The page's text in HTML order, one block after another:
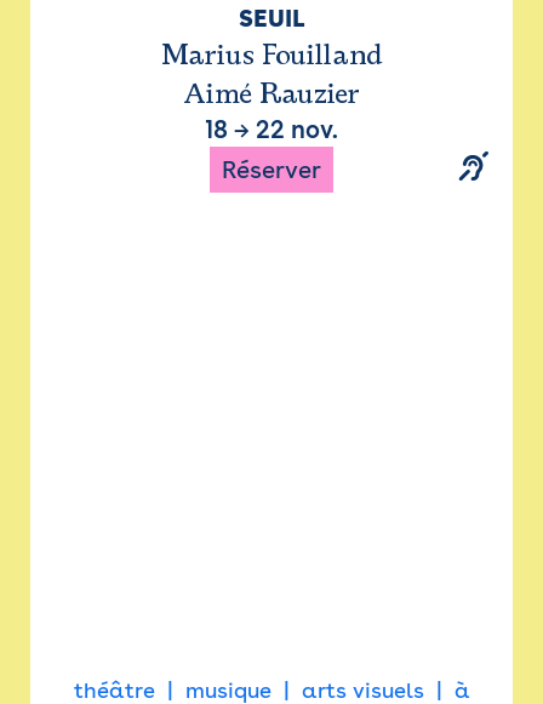
SEUIL
Marius Fouilland
Aimé Rauzier
18 → 22 nov.
Réserver
théâtre musique arts visuels
à